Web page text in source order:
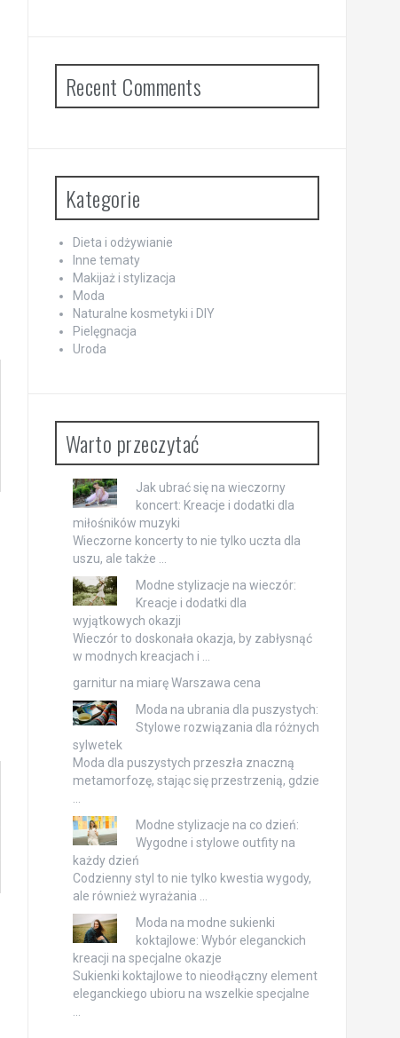
Recent Comments
Kategorie
Dieta i odżywianie
Inne tematy
Makijaż i stylizacja
Moda
Naturalne kosmetyki i DIY
Pielęgnacja
Uroda
Warto przeczytać
Jak ubrać się na wieczorny
koncert: Kreacje i dodatki dla
miłośników muzyki
Wieczorne koncerty to nie tylko uczta dla
uszu, ale także …
Modne stylizacje na wieczór:
Kreacje i dodatki dla
wyjątkowych okazji
Wieczór to doskonała okazja, by zabłysnąć
w modnych kreacjach i …
garnitur na miarę Warszawa cena
Moda na ubrania dla puszystych:
Stylowe rozwiązania dla różnych
sylwetek
Moda dla puszystych przeszła znaczną
metamorfozę, stając się przestrzenią, gdzie
Modne stylizacje na co dzień:
Wygodne i stylowe outfity na
każdy dzień
Codzienny styl to nie tylko kwestia wygody,
ale również wyrażania …
Moda na modne sukienki
koktajlowe: Wybór eleganckich
kreacji na specjalne okazje
Sukienki koktajlowe to nieodłączny element
eleganckiego ubioru na wszelkie specjalne